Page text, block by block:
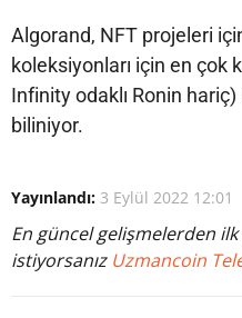
Algorand, NFT projeleri
koleksiyonları için en çok
Infinity odaklı Ronin
biliniyor.
Yayınlandı: 3 Eylül 2022 12:01
En güncel gelişmelerden
istiyorsanız Uzmancoin